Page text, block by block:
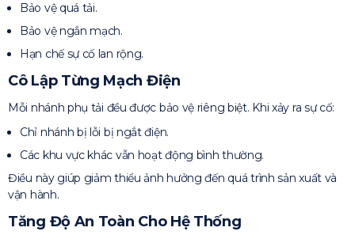
Bảo vệ quá tải.
Bảo vệ ngắn mạch.
Hạn chế sự cố lan rộng.
Cô Lập Từng Mạch Điện
Mỗi nhánh phụ tải đều được bảo vệ riêng biệt. Khi xảy ra sự cố:
Chỉ nhánh bị lỗi bị ngắt điện.
Các khu vực khác vẫn hoạt động bình thường.
Điều này giúp giảm thiểu ảnh hưởng đến quá trình sản xuất và
vận hành.
Tăng Độ An Toàn Cho Hệ Thống